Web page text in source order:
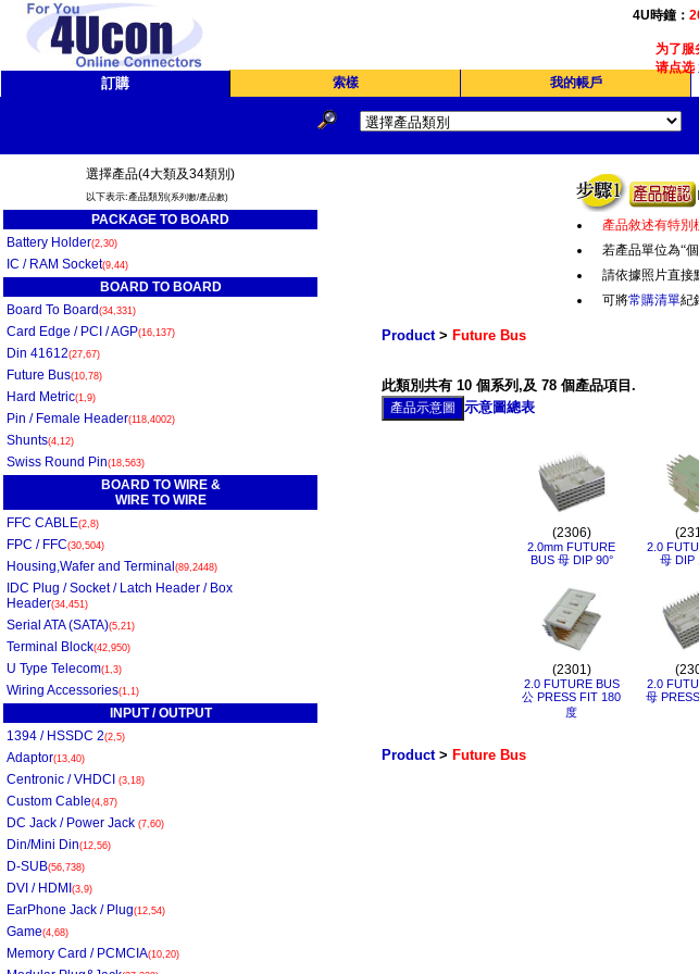
4U時鐘：
为了服
请点选
訂購 索樣 我的帳戶
選擇產品(4大類及34類別)
以下表示:產品類別 (系列數/產品數)
PACKAGE TO BOARD
Battery Holder(2,30)
IC / RAM Socket(9,44)
BOARD TO BOARD
Board To Board (34,331)
Card Edge / PCI / AGP(16,137)
Din 41612(27,67)
Future Bus(10,78)
Hard Metric(1,9)
Pin / Female Header(118,4002)
Shunts(4,12)
Swiss Round Pin(18,563)
BOARD TO WIRE &
WIRE TO WIRE
FFC CABLE(2,8)
FPC / FFC(30,504)
Housing,Wafer and Terminal (89,2448)
IDC Plug / Socket / Latch Header / Box
Header(34,451)
Serial ATA (SATA)(5,21)
Terminal Block(42,950)
U Type Telecom(1,3)
Wiring Accessories(1,1)
INPUT / OUTPUT
1394 / HSSDC 2(2,5)
Adaptor(13,40)
Centronic / VHDCI (3,18)
Custom Cable(4,87)
DC Jack / Power Jack (7,60)
Din/Mini Din(12,56)
D-SUB(56,738)
DVI / HDMI (3,9)
EarPhone Jack / Plug(12,54)
Game(4,68)
Memory Card / PCMCIA(10,20)
產品敘述有特別
若產品單位為“個
請依據照片直接
可將常購清單紀
Product> Future Bus
此類別共有 10 個系列,及 78 個產品項目.
示意圖總表
(2306)
2.0mm FUTURE
BUS 母 DIP 90°
2.0
母 DIP
(2301)
2.0 FUTURE BUS
公 PRESS FIT 180
度
2.0
母
Product> Future Bus